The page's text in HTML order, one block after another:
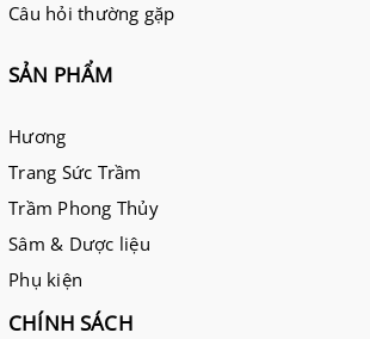
Câu hỏi thường gặp
SẢN PHẨM
Hương
Trang Sức Trầm
Trầm Phong Thủy
Sâm & Dược liệu
Phụ kiện
CHÍNH SÁCH